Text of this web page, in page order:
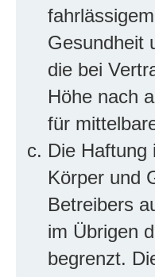
Gesundheit
die bei
Höhe nach
für
Die Haftung
Körper und
Betreibers
im Übrigen
begrenzt.